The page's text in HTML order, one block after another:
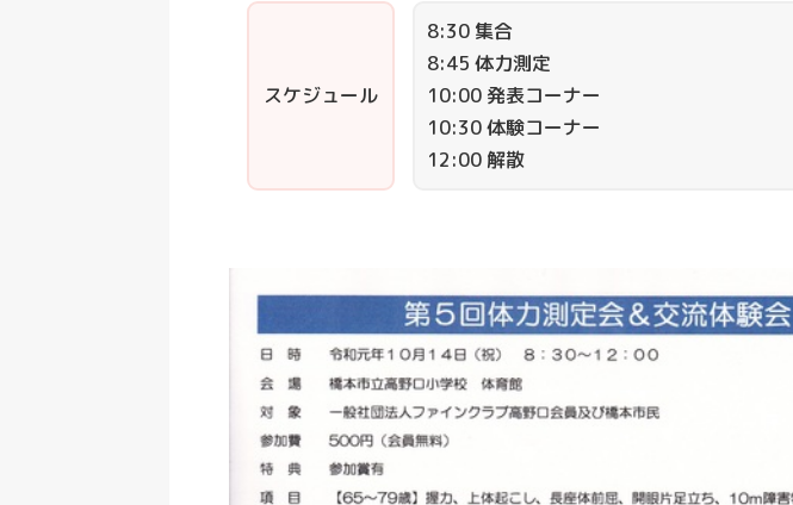
スケジュール
8:30 集合
8:45 体力測定
10:00 発表コーナー
10:30 体験コーナー
12:00 解散